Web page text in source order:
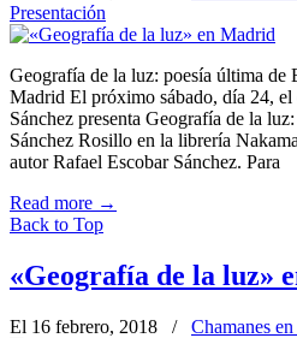
Presentación
Geografía de la luz: poesía última de
Madrid El próximo sábado, día 24,
Sánchez presenta Geografía de la
Sánchez Rosillo en la librería
autor Rafael Escobar Sánchez. Para
Read more →
Back to Top
«Geografía de la luz»
El 16 febrero, 2018 / Chamanes